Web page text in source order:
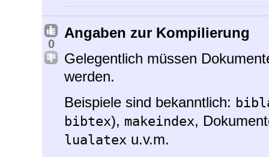
0
Angaben zur Kompilierung
Gelegentlich müssen
werden.
Beispiele sind bekanntlich:
bibtex), makeindex,
lualatex u.v.m.